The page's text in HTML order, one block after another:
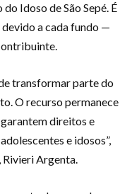
Idoso de São Sepé. É
a cada fundo —
transformar parte do
O recurso permanece
direitos e
e idosos”,
Rivieri Argenta.